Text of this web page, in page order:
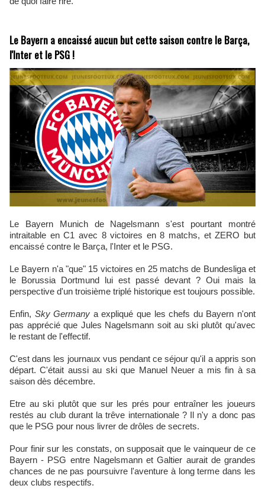
Le Bayern a encaissé aucun but cette saison contre le Barça,
l'Inter et le PSG !
Le Bayern Munich de Nagelsmann s'est pourtant montré
intraitable en C1 avec 8 victoires en 8 matchs, et ZERO but
encaissé contre le Barça, l'Inter et le PSG.
Le Bayern n'a "que" 15 victoires en 25 matchs de Bundesliga et
le Borussia Dortmund lui est passé devant ? Oui mais la
perspective d'un troisième triplé historique est toujours possible.
Enfin, Sky Germany a expliqué que les chefs du Bayern n'ont
pas apprécié que Jules Nagelsmann soit au ski plutôt qu'avec
le restant de l'effectif.
C'est dans les journaux vus pendant ce séjour qu'il a appris son
départ. C'était aussi au ski que Manuel Neuer a mis fin à sa
saison dès décembre.
Etre au ski plutôt que sur les prés pour entraîner les joueurs
restés au club durant la trêve internationale ? Il n'y a donc pas
que le PSG pour nous livrer de drôles de secrets.
Pour finir sur les constats, on supposait que le vainqueur de ce
Bayern - PSG entre Nagelsmann et Galtier aurait de grandes
chances de ne pas poursuivre l'aventure à long terme dans les
deux clubs respectifs.